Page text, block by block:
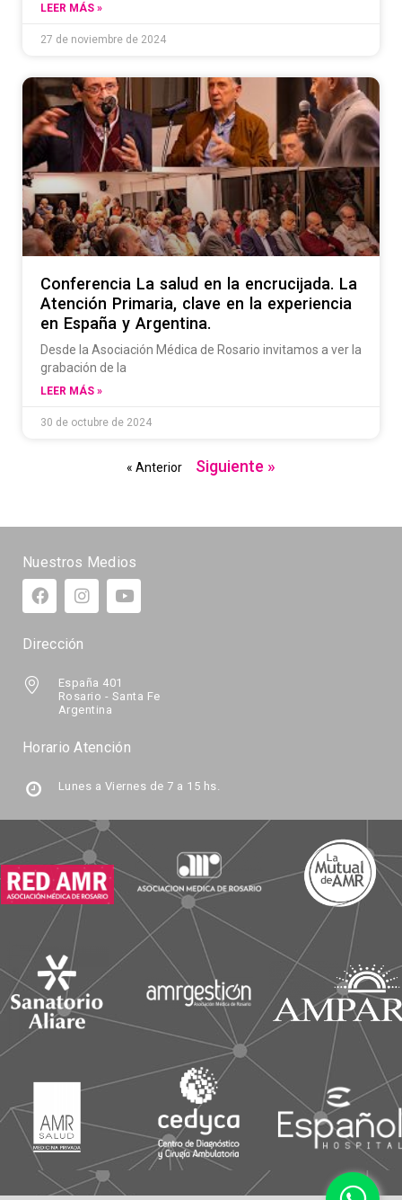
LEER MÁS »
27 de noviembre de 2024
Conferencia La salud en la encrucijada. La
Atención Primaria, clave en la experiencia
en España y Argentina.
Desde la Asociación Médica de Rosario invitamos a ver la
grabación de la
LEER MÁS »
30 de octubre de 2024
« Anterior Siguiente »
Nuestros Medios
Dirección
España 401
Rosario - Santa Fe
Argentina
Horario Atención
Lunes a Viernes de 7 a 15 hs.